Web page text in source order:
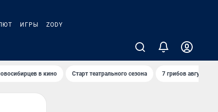
ИГРЫ ZODY
в кино Старт театрального сезона 7 грибов августа